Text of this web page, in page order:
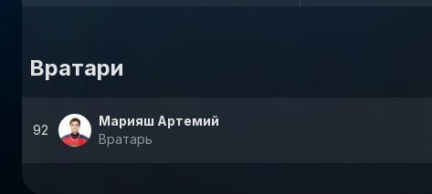
Вратари
92
Марияш Артемий
Вратарь